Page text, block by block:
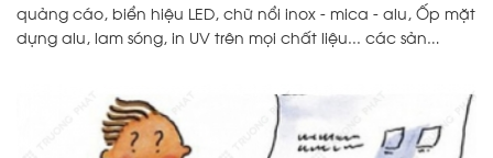
quảng cáo, biển hiệu LED, chữ nổi inox - mica - alu, Ốp mặt
dựng alu, lam sóng, in UV trên mọi chất liệu... các sản